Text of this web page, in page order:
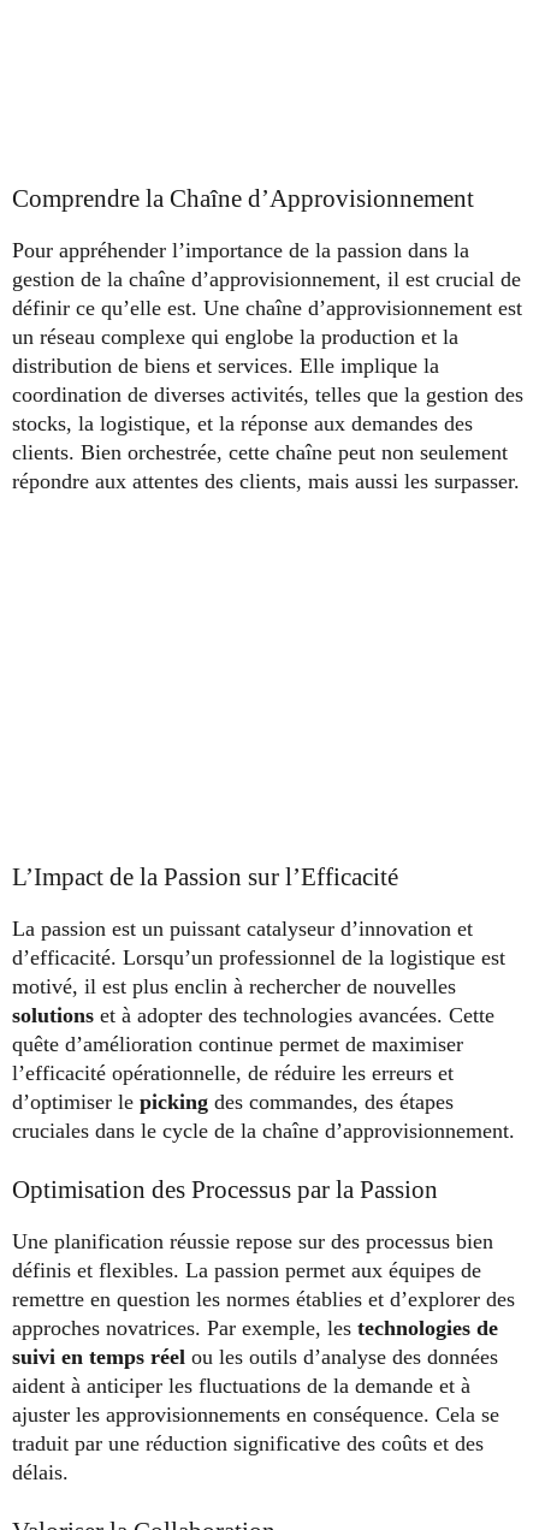
Comprendre la Chaîne d’Approvisionnement
Pour appréhender l’importance de la passion dans la
gestion de la chaîne d’approvisionnement, il est crucial de
définir ce qu’elle est. Une chaîne d’approvisionnement est
un réseau complexe qui englobe la production et la
distribution de biens et services. Elle implique la
coordination de diverses activités, telles que la gestion des
stocks, la logistique, et la réponse aux demandes des
clients. Bien orchestrée, cette chaîne peut non seulement
répondre aux attentes des clients, mais aussi les surpasser.
L’Impact de la Passion sur l’Efficacité
La passion est un puissant catalyseur d’innovation et
d’efficacité. Lorsqu’un professionnel de la logistique est
motivé, il est plus enclin à rechercher de nouvelles
solutions et à adopter des technologies avancées. Cette
quête d’amélioration continue permet de maximiser
l’efficacité opérationnelle, de réduire les erreurs et
d’optimiser le picking des commandes, des étapes
cruciales dans le cycle de la chaîne d’approvisionnement.
Optimisation des Processus par la Passion
Une planification réussie repose sur des processus bien
définis et flexibles. La passion permet aux équipes de
remettre en question les normes établies et d’explorer des
approches novatrices. Par exemple, les technologies de
suivi en temps réel ou les outils d’analyse des données
aident à anticiper les fluctuations de la demande et à
ajuster les approvisionnements en conséquence. Cela se
traduit par une réduction significative des coûts et des
délais.